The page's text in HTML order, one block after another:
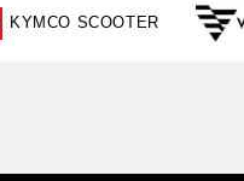
KYMCO SCOOTER